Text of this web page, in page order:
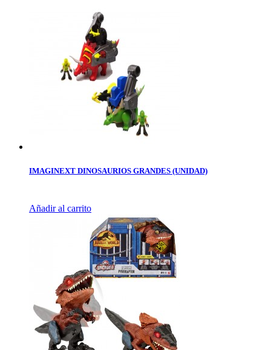
IMAGINEXT DINOSAURIOS GRANDES (UNIDAD)
Añadir al carrito